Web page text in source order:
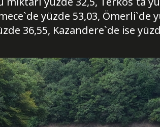
yüzde 53,03, Ömerli`de
36,55, Kazandere`de ise